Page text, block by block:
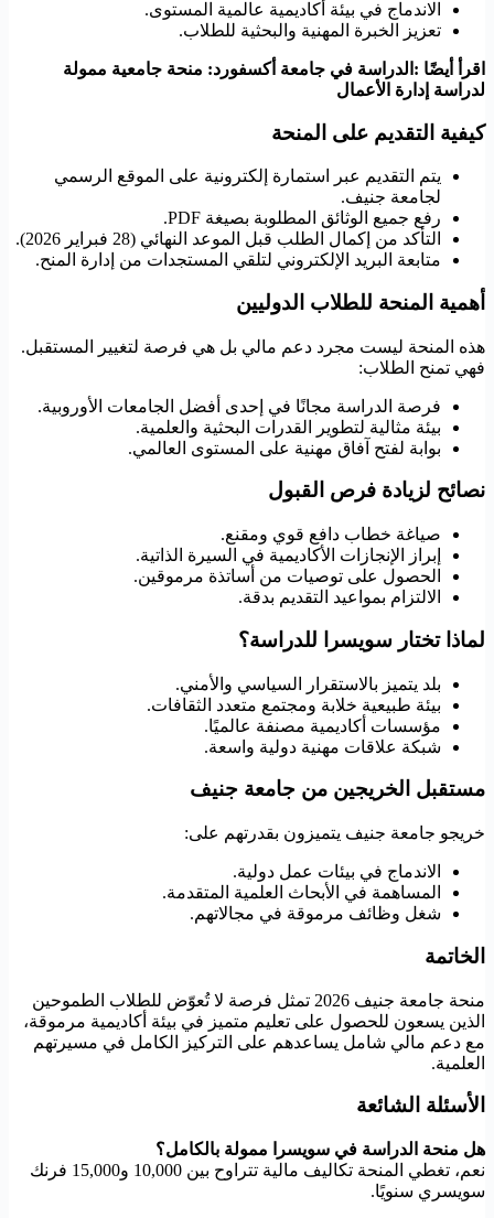
الاندماج في بيئة أكاديمية عالمية المستوى.
تعزيز الخبرة المهنية والبحثية للطلاب.
اقرأ أيضًا :الدراسة في جامعة أكسفورد: منحة جامعية ممولة
لدراسة إدارة الأعمال
كيفية التقديم على المنحة
يتم التقديم عبر استمارة إلكترونية على الموقع الرسمي
لجامعة جنيف.
رفع جميع الوثائق المطلوبة بصيغة PDF.
التأكد من إكمال الطلب قبل الموعد النهائي (28 فبراير 2026).
متابعة البريد الإلكتروني لتلقي المستجدات من إدارة المنح.
أهمية المنحة للطلاب الدوليين
هذه المنحة ليست مجرد دعم مالي بل هي فرصة لتغيير المستقبل.
فهي تمنح الطلاب:
فرصة الدراسة مجانًا في إحدى أفضل الجامعات الأوروبية.
بيئة مثالية لتطوير القدرات البحثية والعلمية.
بوابة لفتح آفاق مهنية على المستوى العالمي.
نصائح لزيادة فرص القبول
صياغة خطاب دافع قوي ومقنع.
إبراز الإنجازات الأكاديمية في السيرة الذاتية.
الحصول على توصيات من أساتذة مرموقين.
الالتزام بمواعيد التقديم بدقة.
لماذا تختار سويسرا للدراسة؟
بلد يتميز بالاستقرار السياسي والأمني.
بيئة طبيعية خلابة ومجتمع متعدد الثقافات.
مؤسسات أكاديمية مصنفة عالميًا.
شبكة علاقات مهنية دولية واسعة.
مستقبل الخريجين من جامعة جنيف
خريجو جامعة جنيف يتميزون بقدرتهم على:
الاندماج في بيئات عمل دولية.
المساهمة في الأبحاث العلمية المتقدمة.
شغل وظائف مرموقة في مجالاتهم.
الخاتمة
منحة جامعة جنيف 2026 تمثل فرصة لا تُعوّض للطلاب الطموحين
الذين يسعون للحصول على تعليم متميز في بيئة أكاديمية مرموقة،
مع دعم مالي شامل يساعدهم على التركيز الكامل في مسيرتهم
العلمية.
الأسئلة الشائعة
هل منحة الدراسة في سويسرا ممولة بالكامل؟
نعم، تغطي المنحة تكاليف مالية تتراوح بين 10,000 و15,000 فرنك
سويسري سنويًا.